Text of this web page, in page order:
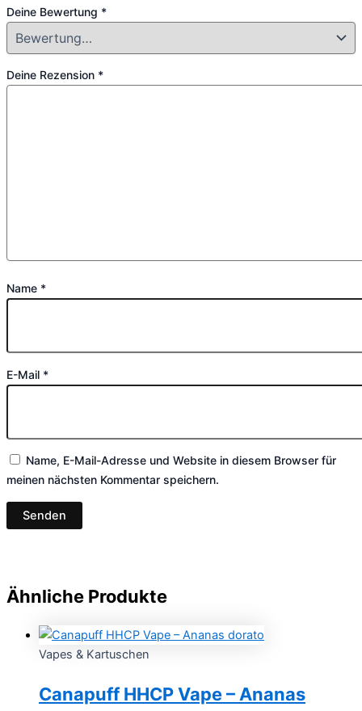
Deine Bewertung *
Deine Rezension *
Name *
E-Mail *
Name, E-Mail-Adresse und Website in diesem Browser für
meinen nächsten Kommentar speichern.
Ähnliche Produkte
Vapes & Kartuschen
Canapuff HHCP Vape – Ananas